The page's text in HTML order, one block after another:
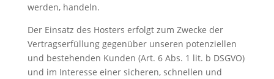
werden, handeln.
Der Einsatz des Hosters erfolgt zum Zwecke der
Vertragserfüllung gegenüber unseren potenziellen
und bestehenden Kunden (Art. 6 Abs. 1 lit. b DSGVO)
und im Interesse einer sicheren, schnellen und